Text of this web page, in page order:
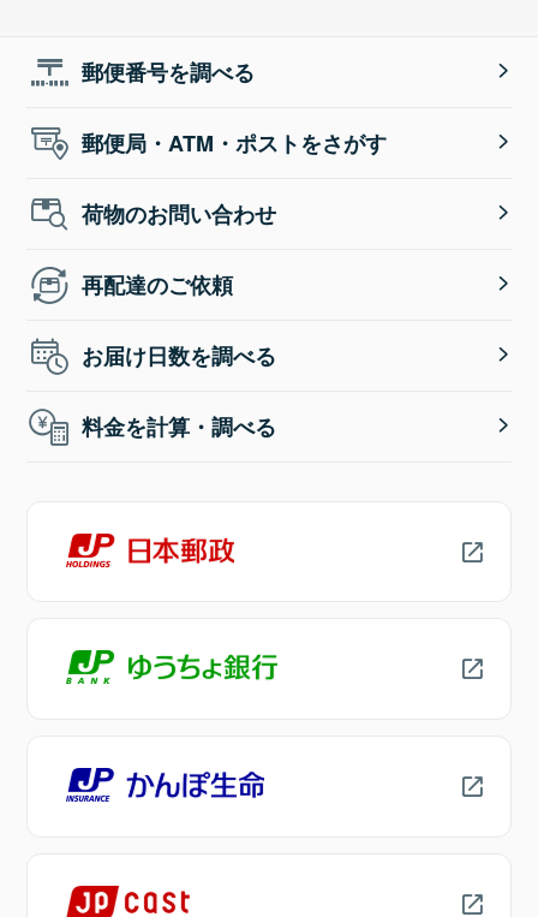
郵便番号を調べる
郵便局・ATM・ポストをさがす
荷物のお問い合わせ
再配達のご依頼
お届け日数を調べる
料金を計算・調べる